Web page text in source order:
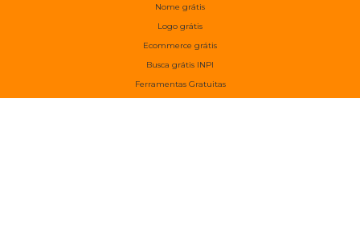
Nome grátis
Logo grátis
Ecommerce grátis
Busca grátis INPI
Ferramentas Gratuitas